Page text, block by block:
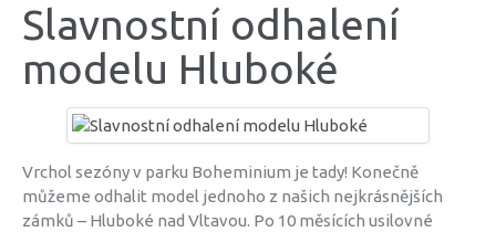
Slavnostní odhalení
modelu Hluboké
Vrchol sezóny v parku Boheminium je tady! Konečně
můžeme odhalit model jednoho z našich nejkrásnějších
zámků – Hluboké nad Vltavou. Po 10 měsících usilovné